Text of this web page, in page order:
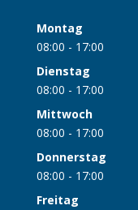
Montag
08:00 - 17:00
Dienstag
08:00 - 17:00
Mittwoch
08:00 - 17:00
Donnerstag
08:00 - 17:00
Freitag